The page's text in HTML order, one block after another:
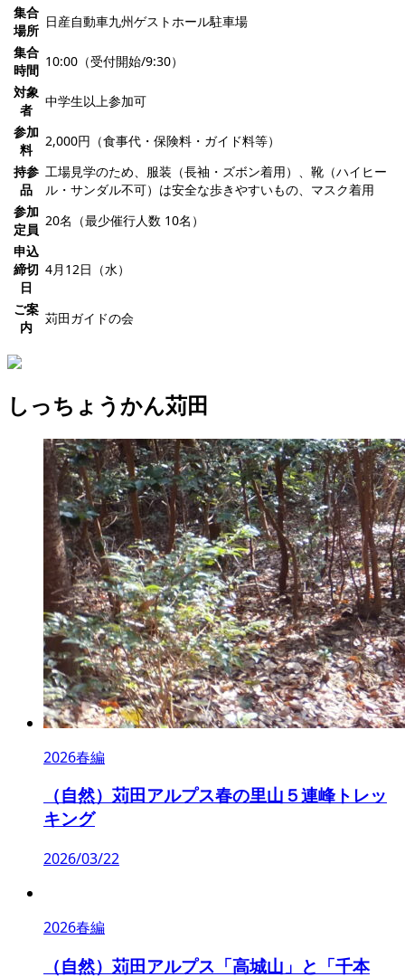
集合
場所
日産自動車九州ゲストホール駐車場
集合
時間
10:00（受付開始/9:30）
対象
者
中学生以上参加可
参加
料
2,000円（食事代・保険料・ガイド料等）
持参
品
工場見学のため、服装（長袖・ズボン着用）、靴（ハイヒー
ル・サンダル不可）は安全な歩きやすいもの、マスク着用
参加
定員
20名（最少催行人数 10名）
申込
締切
日
4月12日（水）
ご案
内
苅田ガイドの会
しっちょうかん苅田
2026春編
（自然）苅田アルプス春の里山５連峰トレッ
キング
2026/03/22
2026春編
（自然）苅田アルプス「高城山」と「千本